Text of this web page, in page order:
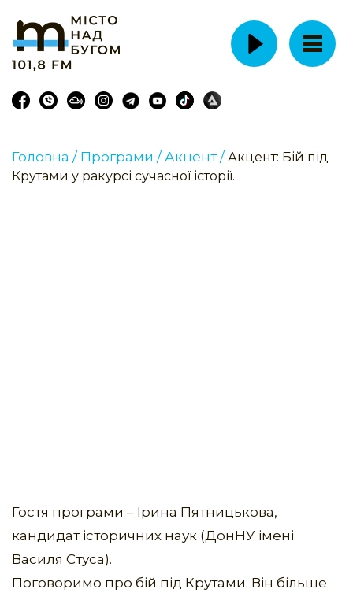
Головна / Програми / Акцент / Акцент: Бій під
Крутами у ракурсі сучасної історії.
Гостя програми – Ірина Пятницькова,
кандидат історичних наук (ДонНУ імені
Василя Стуса).
Поговоримо про бій під Крутами. Він більше